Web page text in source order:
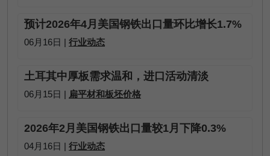
预计2026年4月美国钢铁出口量环比增长1.7%
06月16日 | 行业动态
土耳其中厚板需求温和，进口活动清淡
06月15日 | 扁平材和板坯价格
2026年2月美国钢铁出口量较1月下降0.3%
04月16日 | 行业动态